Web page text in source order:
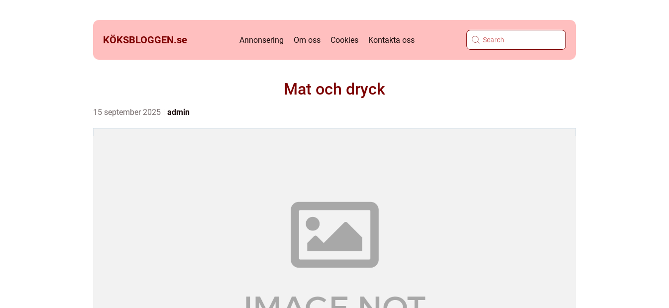
KÖKSBLOGGEN.se Annonsering Om oss Cookies Kontakta oss
Mat och dryck
15 september 2025 admin